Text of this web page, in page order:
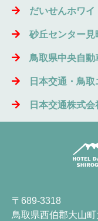
だいせんホワイ
砂丘センター見
鳥取県中央自動
日本交通・鳥取
日本交通株式会
〒689-3318
鳥取県西伯郡大山